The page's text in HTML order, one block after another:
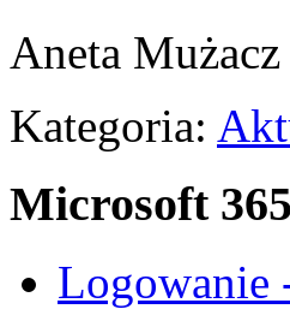
Aneta Mużacz
Kategoria:
Microsoft 365
Logowanie